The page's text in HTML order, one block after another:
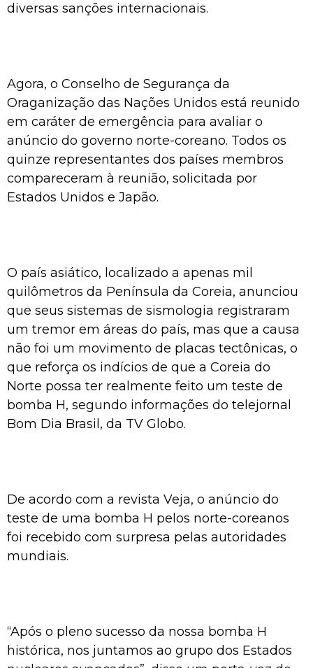
diversas sanções internacionais.
Agora, o Conselho de Segurança da
Oraganização das Nações Unidos está reunido
em caráter de emergência para avaliar o
anúncio do governo norte-coreano. Todos os
quinze representantes dos países membros
compareceram à reunião, solicitada por
Estados Unidos e Japão.
O país asiático, localizado a apenas mil
quilômetros da Península da Coreia, anunciou
que seus sistemas de sismologia registraram
um tremor em áreas do país, mas que a causa
não foi um movimento de placas tectônicas, o
que reforça os indícios de que a Coreia do
Norte possa ter realmente feito um teste de
bomba H, segundo informações do telejornal
Bom Dia Brasil, da TV Globo.
De acordo com a revista Veja, o anúncio do
teste de uma bomba H pelos norte-coreanos
foi recebido com surpresa pelas autoridades
mundiais.
“Após o pleno sucesso da nossa bomba H
histórica, nos juntamos ao grupo dos Estados